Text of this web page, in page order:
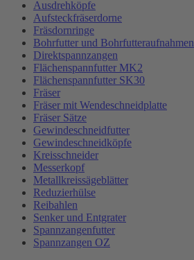
Ausdrehköpfe
Aufsteckfräserdorne
Fräsdornringe
Bohrfutter und Bohrfutteraufnahmen
Direktspannzangen
Flächenspannfutter MK2
Flächenspannfutter SK30
Fräser
Fräser mit Wendeschneidplatte
Fräser Sätze
Gewindeschneidfutter
Gewindeschneidköpfe
Kreisschneider
Messerkopf
Metallkreissägeblätter
Reduzierhülse
Reibahlen
Senker und Entgrater
Spannzangenfutter
Spannzangen OZ